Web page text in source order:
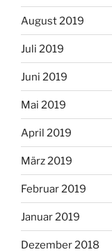
August 2019
Juli 2019
Juni 2019
Mai 2019
April 2019
März 2019
Februar 2019
Januar 2019
Dezember 2018